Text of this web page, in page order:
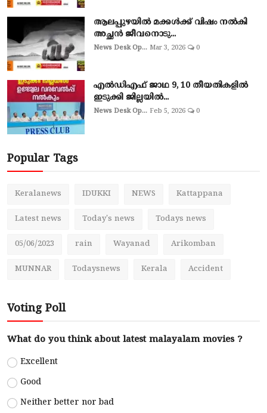
ആലപ്പുഴയില്‍ മക്കള്‍ക്ക് വിഷം നല്‍കി
അച്ഛൻ ജീവനൊടു...
News Desk Op... Mar 3, 2026 0
എല്‍ഡിഎഫ് ജാഥ 9, 10 തീയതികളില്‍
ഇടുക്കി ജില്ലയില്‍...
News Desk Op... Feb 5, 2026 0
Popular Tags
Keralanews IDUKKI NEWS Kattappana
Latest news Today's news Todays news
05/06/2023 rain Wayanad Arikomban
MUNNAR Todaysnews Kerala Accident
Voting Poll
What do you think about latest malayalam movies ?
Excellent
Good
Neither better nor bad